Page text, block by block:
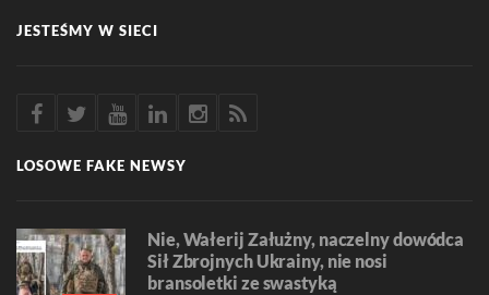
JESTEŚMY W SIECI
LOSOWE FAKE NEWSY
Nie, Wałerij Załużny, naczelny dowódca
Sił Zbrojnych Ukrainy, nie nosi
bransoletki ze swastyką